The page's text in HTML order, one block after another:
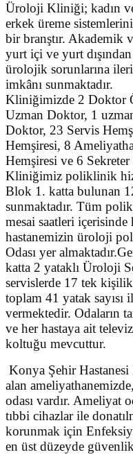
Üroloji Kliniği; kadın
erkek üreme
bir branştır. Akademik
yurt içi ve yurt
ürolojik sorunlarına
imkânı sunmaktadır.
Kliniğimizde 2 Doktor
Uzman Doktor, 1
Doktor, 23 Servis
Hemşiresi, 8
Hemşiresi ve 6
Kliniğimiz poliklinik
Blok 1. katta bulunan
sunmaktadır. Tüm
mesai saatleri
hastanemizin üroloji
Odası yer almaktadır.
katta 2 yataklı Üroloji
servislerde 17 tek
toplam 41 yatak sayısı
vermektedir. Odaların
ve her hastaya ait
koltuğu mevcuttur.
Konya Şehir Hastanesi
alan
odası vardır. Ameliyat
tıbbi cihazlar ile
korunmak için
en üst düzeyde